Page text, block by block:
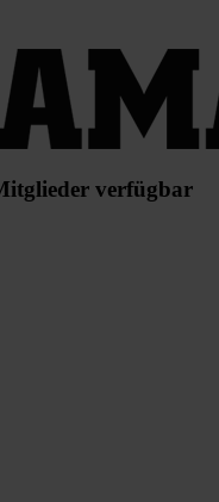
verfügbar